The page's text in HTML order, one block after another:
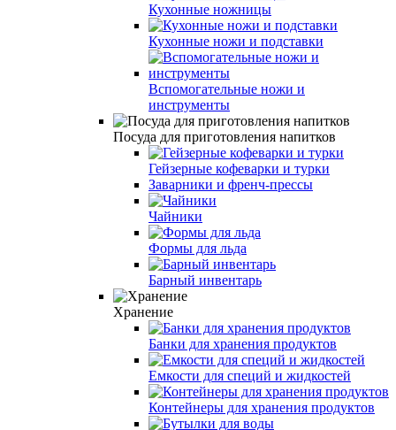
Кухонные ножницы
Кухонные ножи и подставки
Вспомогательные ножи и
инструменты
Посуда для приготовления напитков
Гейзерные кофеварки и турки
Заварники и френч-прессы
Чайники
Формы для льда
Барный инвентарь
Хранение
Банки для хранения продуктов
Емкости для специй и жидкостей
Контейнеры для хранения продуктов